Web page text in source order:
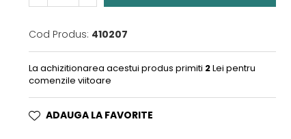
Cod Produs: 410207
La achizitionarea acestui produs primiti 2Lei pentru
comenzile viitoare
ADAUGA LA FAVORITE